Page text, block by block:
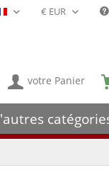
Français- FR
votre Panier